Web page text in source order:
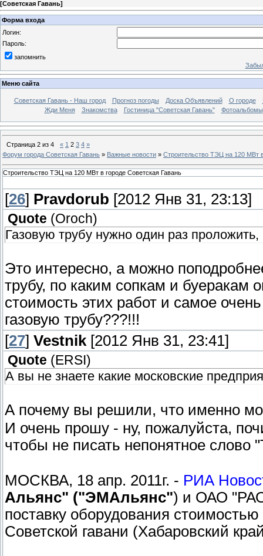
[Советская Гавань]
Форма входа
Логин:
Пароль:
запомнить
Меню сайта
Советская Гавань - Наш город Прогноз погоды Доска Объявлений О городе
Жди Меня
Знакомства Гостиница "Советская Гавань" Фотоальбомы
Страница 2 из 4 « 1 2 3 4 »
Форум города Советская Гавань » Важные новости » Строительство ТЭЦ на 120 МВт
Строительство ТЭЦ на 120 МВт в городе Советская Гавань
[26] Pravdorub [2012 Янв 31, 23:13]
Quote (Oroch)
Газовую трубу нужно один раз проложить,
Это интересно, а можно
трубу, по каким сопкам и буеракам
стоимость этих работ и самое
газовую трубу???!!!
[27] Vestnik [2012 Янв 31, 23:41]
Quote ( ERSI )
А вы не знаете какие московские
А почему вы решили, что именно
И очень прошу - ну, пожалуйста,
чтобы не писать непонятное
МОСКВА, 18 апр. 2011г. - РИА
Альянс" ("ЭМАльянс") и ОАО "РАО
поставку оборудования
Советской гавани (Хабаровский